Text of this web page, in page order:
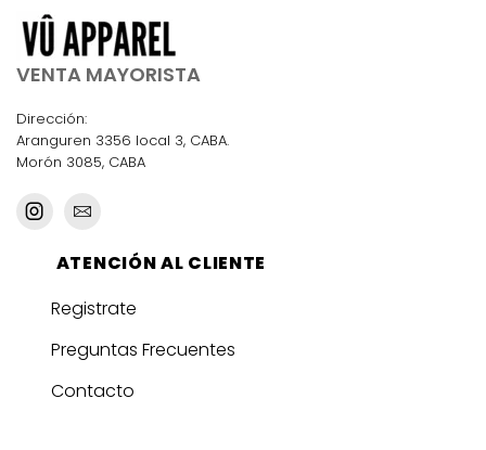
VENTA MAYORISTA
Dirección:
Aranguren 3356 local 3, CABA.
Morón 3085, CABA
ATENCIÓN AL CLIENTE
Registrate
Preguntas Frecuentes
Contacto